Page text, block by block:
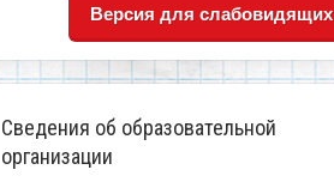
Версия для слабовидящих
Сведения об образовательной
организации